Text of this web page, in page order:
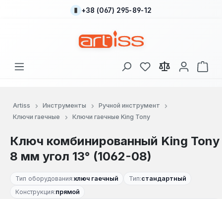
Перейти к основному содержанию
+38 (067) 295-89-12
У вас есть товары
В
Artiss Инструменты
Ручной инструмент
Ключи гаечные
Ключи гаечные King Tony
Ключ комбинированный King Tony
8 мм угол 13° (1062-08)
Тип оборудования:ключ гаечный Тип:стандартный
Конструкция:прямой